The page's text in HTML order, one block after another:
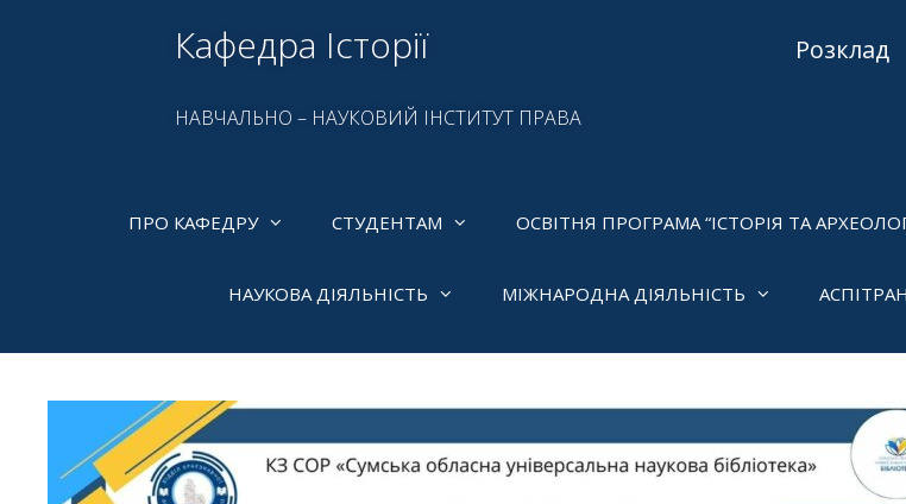
Кафедра Історії
НАВЧАЛЬНО – НАУКОВИЙ ІНСТИТУТ ПРАВА
Розклад
ПРО КАФЕДРУ СТУДЕНТАМ ОСВІТНЯ ПРОГРАМА “ІСТОРІЯ ТА
НАУКОВА ДІЯЛЬНІСТЬ МІЖНАРОДНА ДІЯЛЬНІСТЬ